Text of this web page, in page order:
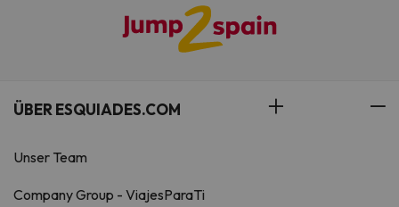
ÜBER ESQUIADES.COM
Unser Team
Company Group - ViajesParaTi